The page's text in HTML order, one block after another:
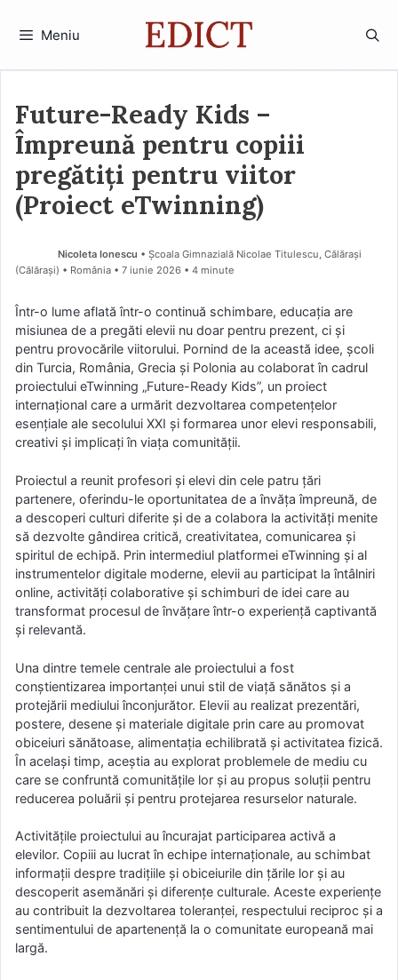
Meniu
Future-Ready Kids –
Împreună pentru copiii
pregătiți pentru viitor
(Proiect eTwinning)
Nicoleta Ionescu • Școala Gimnazială Nicolae Titulescu, Călărași
(Călărași) • România
7 iunie 2026 • 4 minute
Într-o lume aflată într-o continuă schimbare, educația are
misiunea de a pregăti elevii nu doar pentru prezent, ci și
pentru provocările viitorului. Pornind de la această idee, școli
din Turcia, România, Grecia și Polonia au colaborat în cadrul
proiectului eTwinning „Future-Ready Kids”, un proiect
internațional care a urmărit dezvoltarea competențelor
esențiale ale secolului XXI și formarea unor elevi responsabili,
creativi și implicați în viața comunității.
Proiectul a reunit profesori și elevi din cele patru țări
partenere, oferindu-le oportunitatea de a învăța împreună, de
a descoperi culturi diferite și de a colabora la activități menite
să dezvolte gândirea critică, creativitatea, comunicarea și
spiritul de echipă. Prin intermediul platformei eTwinning și al
instrumentelor digitale moderne, elevii au participat la întâlniri
online, activități colaborative și schimburi de idei care au
transformat procesul de învățare într-o experiență captivantă
și relevantă.
Una dintre temele centrale ale proiectului a fost
conștientizarea importanței unui stil de viață sănătos și a
protejării mediului înconjurător. Elevii au realizat prezentări,
postere, desene și materiale digitale prin care au promovat
obiceiuri sănătoase, alimentația echilibrată și activitatea fizică.
În același timp, aceștia au explorat problemele de mediu cu
care se confruntă comunitățile lor și au propus soluții pentru
reducerea poluării și pentru protejarea resurselor naturale.
Activitățile proiectului au încurajat participarea activă a
elevilor. Copiii au lucrat în echipe internaționale, au schimbat
informații despre tradițiile și obiceiurile din țările lor și au
descoperit asemănări și diferențe culturale. Aceste experiențe
au contribuit la dezvoltarea toleranței, respectului reciproc și a
sentimentului de apartenență la o comunitate europeană mai
largă.